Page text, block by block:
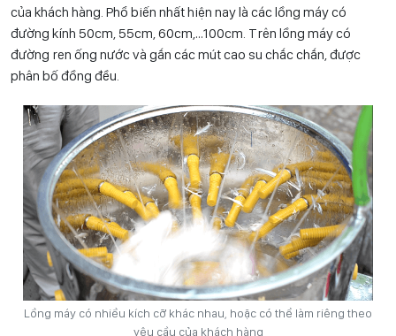
của khách hàng. Phổ biến nhất hiện nay là các lồng máy có
đường kính 50cm, 55cm, 60cm,…100cm. Trên lồng máy có
đường ren ống nước và gắn các mút cao su chắc chắn, được
phân bố đồng đều.
Lồng máy có nhiều kích cỡ khác nhau, hoặc có thể làm riêng theo
yêu cầu của khách hàng